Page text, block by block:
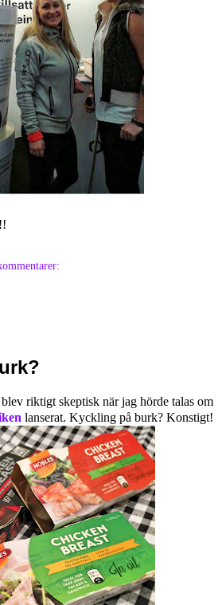
riktigt skeptisk när jag hörde talas om
lanserat. Kyckling på burk? Konstigt!